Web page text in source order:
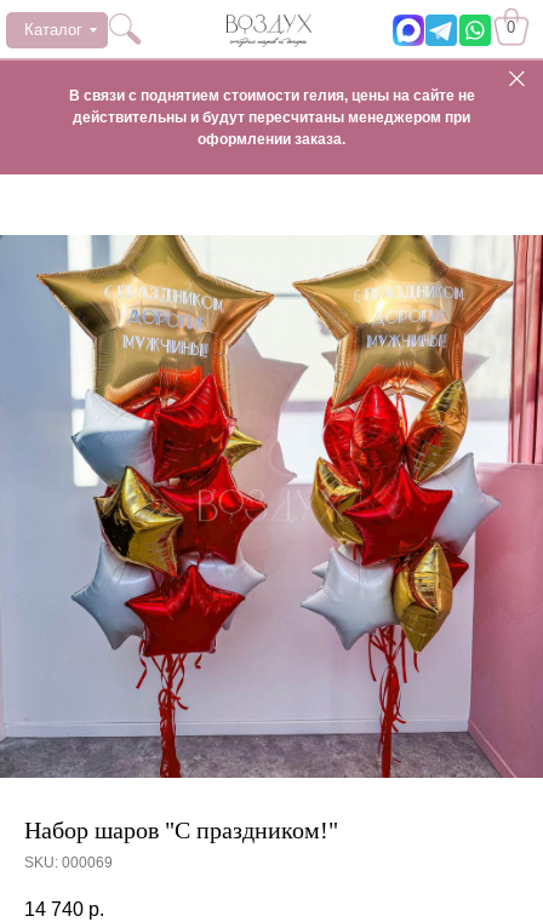
0
Каталог
В связи с поднятием стоимости гелия, цены на сайте не
действительны и будут пересчитаны менеджером при
оформлении заказа.
Набор шаров "С праздником!"
SKU: 000069
14 740 р.